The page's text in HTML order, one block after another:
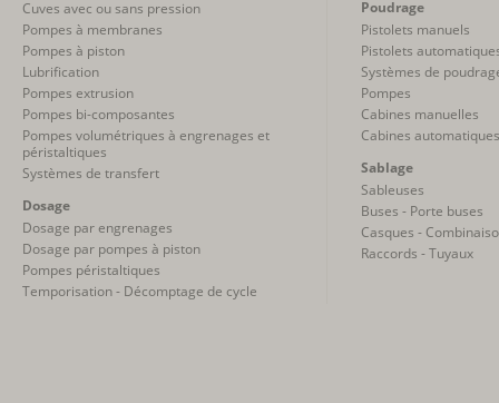
Cuves avec ou sans pression
Pompes à membranes
Pompes à piston
Lubrification
Pompes extrusion
Pompes bi-composantes
Pompes volumétriques à engrenages et
péristaltiques
Systèmes de transfert
Dosage
Dosage par engrenages
Dosage par pompes à piston
Pompes péristaltiques
Temporisation - Décomptage de cycle
Poudrage
Pistolets manuels
Pistolets
Systèmes de
Pompes
Cabines manuelles
Cabines automatiques
Sablage
Sableuses
Buses - Porte buses
Casques -
Raccords - Tuyaux